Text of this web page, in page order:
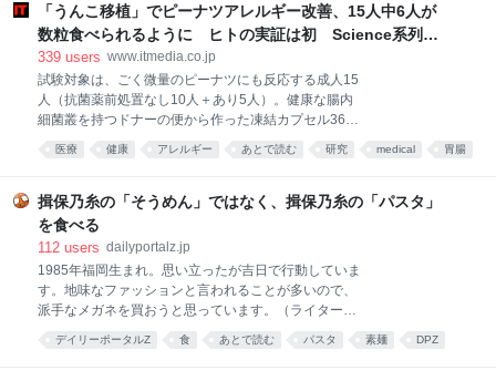
た場合には、平版印刷を
「うんこ移植」でピーナツアレルギー改善、15人中6人が
数粒食べられるように ヒトの実証は初 Science系列誌
掲載
339 users www.itmedia.co.jp
試験対象は、ごく微量のピーナツにも反応する成人15
人（抗菌薬前処置なし10人＋あり5人）。健康な腸内
細菌叢を持つドナーの便から作った凍結カプセル36個
を、数時間かけて服用してもらった。 その結果、4カ
月後に調査で、10人中3人がピーナツを数粒食べられ
薬を投与し、患者自身の腸内細菌を減らして移植菌が
定着するかを確かめた。すると、5人中3人で改善が見
られ、反応が出るまでに4粒を超えるピーナツを食べ
めたことを示唆する結果が出た。改善したのは全体で
15人中6人で、安全性の問題は報告されなかった。 チ
ームは過去の研究で、食物アレルギーを持つ乳児の便
を、アレルギーを起こしやすい系統のマウスに移植す
医療 健康 アレルギー あとで読む 研究 medical 胃腸
揖保乃糸の「そうめん」ではなく、揖保乃糸の「パスタ」
を食べる
112 users dailyportalz.jp
1985年福岡生まれ。思い立ったが吉日で行動していま
す。地味なファッションと言われることが多いので、
派手なメガネを買おうと思っています。（ライター
wiki） 前の記事：かつて日本にも生息していたチョウ
ザメを食べる ＞ 個人サイト ＞note 揖保乃糸とは 本能
デイリーポータルZ 食 あとで読む パスタ 素麺 DPZ